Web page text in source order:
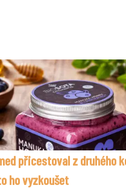
přicestoval z druhého
ho vyzkoušet